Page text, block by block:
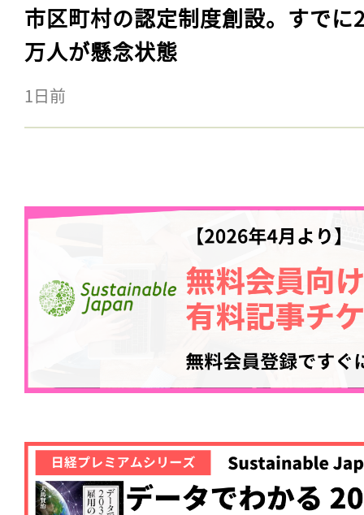
市区町村の認定制度創設。すでに
万人が懸念状態
1日前